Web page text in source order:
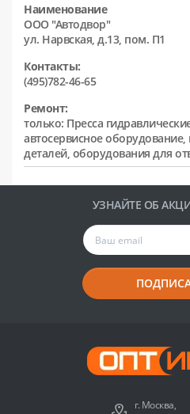
Наименование
ООО "Автодвор"
ул. Нарвская, д.13, пом. П1
Контакты:
(495)782-46-65
Ремонт:
только: Пресса
автосервисное
деталей, оборудования для
УЗНАЙТЕ ОБ
г. Москва,